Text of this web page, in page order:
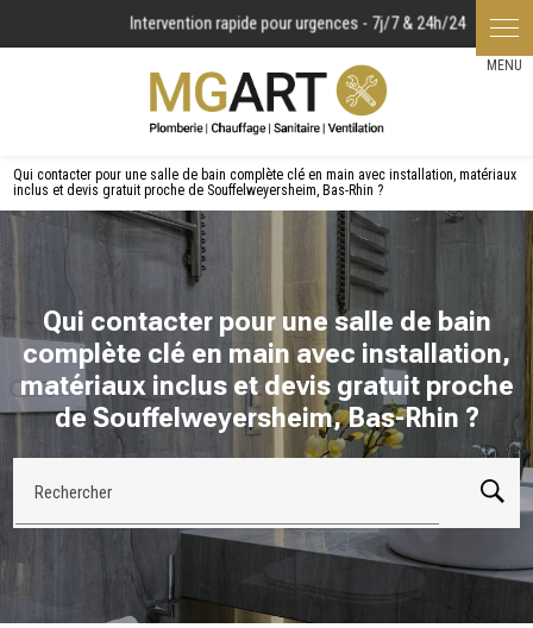
Qui contacter pour une salle de bain complète clé en main avec installation, matériaux
inclus et devis gratuit proche de Souffelweyersheim, Bas-Rhin ?
Qui contacter pour une salle de bain
complète clé en main avec installation,
matériaux inclus et devis gratuit proche
de Souffelweyersheim, Bas-Rhin ?
Rechercher